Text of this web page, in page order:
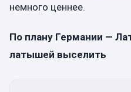
немного ценнее.
По плану Германии —
латышей выселить